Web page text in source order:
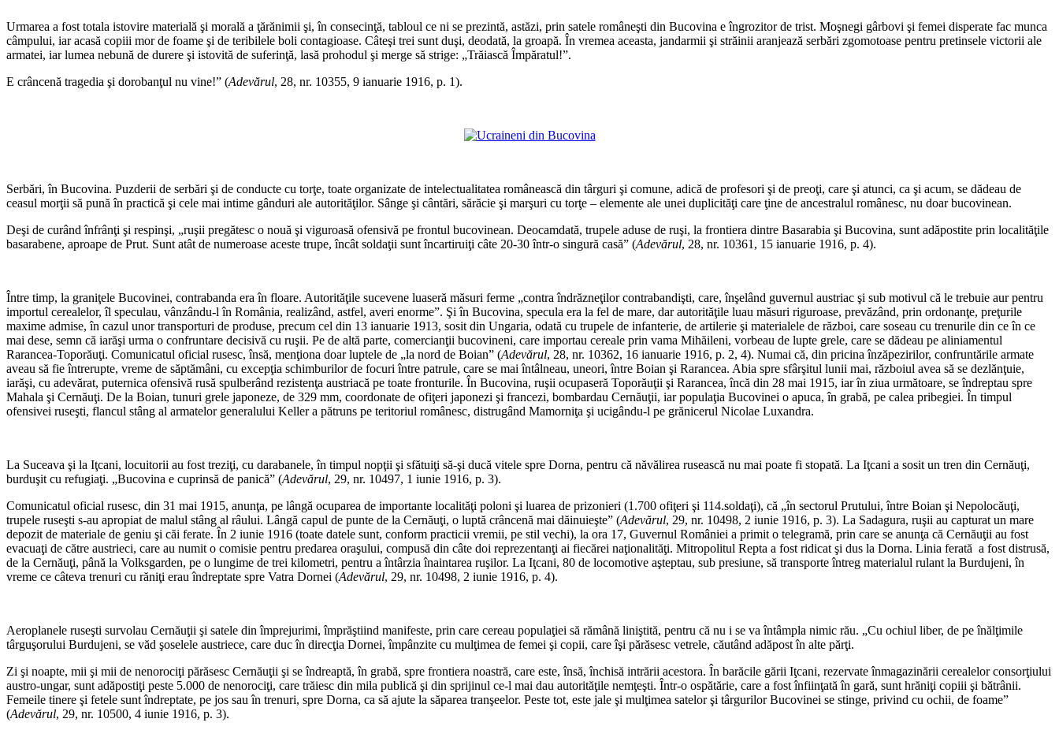
Urmarea a fost totala istovire materială şi morală a ţărănimii şi, în consecinţă, tabloul ce ni se prezintă, astăzi, prin satele româneşti din Bucovina e îngrozitor de trist. Moşnegi gârbovi şi femei disperate fac munca
câmpului, iar acasă copiii mor de foame şi de teribilele boli contagioase. Câteşi trei sunt duşi, deodată, la groapă. În vremea aceasta, jandarmii şi străinii aranjează serbări zgomotoase pentru pretinsele victorii ale
armatei, iar lumea nebună de durere şi istovită de suferinţă, lasă prohodul şi merge să strige: „Trăiască Împăratul!”.
E crâncenă tragedia şi dorobanţul nu vine!” (Adevărul, 28, nr. 10355, 9 ianuarie 1916, p. 1).
Serbări, în Bucovina. Puzderii de serbări şi de conducte cu torţe, toate organizate de intelectualitatea românească din târguri şi comune, adică de profesori şi de preoţi, care şi atunci, ca şi acum, se dădeau de
ceasul morţii să pună în practică şi cele mai intime gânduri ale autorităţilor. Sânge şi cântări, sărăcie şi marşuri cu torţe – elemente ale unei duplicităţi care ţine de ancestralul românesc, nu doar bucovinean.
Deşi de curând înfrânţi şi respinşi, „ruşii pregătesc o nouă şi viguroasă ofensivă pe frontul bucovinean. Deocamdată, trupele aduse de ruşi, la frontiera dintre Basarabia şi Bucovina, sunt adăpostite prin localităţile
basarabene, aproape de Prut. Sunt atât de numeroase aceste trupe, încât soldaţii sunt încartiruiţi câte 20-30 într-o singură casă” (Adevărul, 28, nr. 10361, 15 ianuarie 1916, p. 4).
Între timp, la graniţele Bucovinei, contrabanda era în floare. Autorităţile sucevene luaseră măsuri ferme „contra îndrăzneţilor contrabandişti, care, înşelând guvernul austriac şi sub motivul că le trebuie aur pentru
importul cerealelor, îl speculau, vânzându-l în România, realizând, astfel, averi enorme”. Şi în Bucovina, specula era la fel de mare, dar autorităţile luau măsuri riguroase, prevăzând, prin ordonanţe, preţurile
maxime admise, în cazul unor transporturi de produse, precum cel din 13 ianuarie 1913, sosit din Ungaria, odată cu trupele de infanterie, de artilerie şi materialele de război, care soseau cu trenurile din ce în ce
mai dese, semn că iarăşi urma o confruntare decisivă cu ruşii. Pe de altă parte, comercianţii bucovineni, care importau cereale prin vama Mihăileni, vorbeau de lupte grele, care se dădeau pe aliniamentul
Rarancea-Toporăuţi. Comunicatul oficial rusesc, însă, menţiona doar luptele de „la nord de Boian” (Adevărul, 28, nr. 10362, 16 ianuarie 1916, p. 2, 4). Numai că, din pricina înzăpezirilor, confruntările armate
aveau să fie întrerupte, vreme de săptămâni, cu excepţia schimburilor de focuri între patrule, care se mai întâlneau, uneori, între Boian şi Rarancea. Abia spre sfârşitul lunii mai, războiul avea să se dezlănţuie,
iarăşi, cu adevărat, puternica ofensivă rusă spulberând rezistenţa austriacă pe toate fronturile. În Bucovina, ruşii ocupaseră Toporăuţii şi Rarancea, încă din 28 mai 1915, iar în ziua următoare, se îndreptau spre
Mahala şi Cernăuţi. De la Boian, tunuri grele japoneze, de 329 mm, coordonate de ofiţeri japonezi şi francezi, bombardau Cernăuţii, iar populaţia Bucovinei o apuca, în grabă, pe calea pribegiei. În timpul
ofensivei ruseşti, flancul stâng al armatelor generalului Keller a pătruns pe teritoriul românesc, distrugând Mamorniţa şi ucigându-l pe grănicerul Nicolae Luxandra.
La Suceava şi la Iţcani, locuitorii au fost treziţi, cu darabanele, în timpul nopţii şi sfătuiţi să-şi ducă vitele spre Dorna, pentru că năvălirea rusească nu mai poate fi stopată. La Iţcani a sosit un tren din Cernăuţi,
burduşit cu refugiaţi. „Bucovina e cuprinsă de panică” (Adevărul, 29, nr. 10497, 1 iunie 1916, p. 3).
Comunicatul oficial rusesc, din 31 mai 1915, anunţa, pe lângă ocuparea de importante localităţi poloni şi luarea de prizonieri (1.700 ofiţeri şi 114.soldaţi), că „în sectorul Prutului, între Boian şi Nepolocăuţi,
trupele ruseşti s-au apropiat de malul stâng al râului. Lângă capul de punte de la Cernăuţi, o luptă crâncenă mai dăinuieşte” (Adevărul, 29, nr. 10498, 2 iunie 1916, p. 3). La Sadagura, ruşii au capturat un mare
depozit de materiale de geniu şi căi ferate. În 2 iunie 1916 (toate datele sunt, conform practicii vremii, pe stil vechi), la ora 17, Guvernul României a primit o telegramă, prin care se anunţa că Cernăuţii au fost
evacuaţi de către austrieci, care au numit o comisie pentru predarea oraşului, compusă din câte doi reprezentanţi ai fiecărei naţionalităţi. Mitropolitul Repta a fost ridicat şi dus la Dorna. Linia ferată a fost distrusă,
de la Cernăuţi, până la Volksgarden, pe o lungime de trei kilometri, pentru a întârzia înaintarea ruşilor. La Iţcani, 80 de locomotive aşteptau, sub presiune, să transporte întreg materialul rulant la Burdujeni, în
vreme ce câteva trenuri cu răniţi erau îndreptate spre Vatra Dornei (Adevărul, 29, nr. 10498, 2 iunie 1916, p. 4).
Aeroplanele ruseşti survolau Cernăuţii şi satele din împrejurimi, împrăştiind manifeste, prin care cereau populaţiei să rămână liniştită, pentru că nu i se va întâmpla nimic rău. „Cu ochiul liber, de pe înălţimile
târguşorului Burdujeni, se văd şoselele austriece, care duc în direcţia Dornei, împânzite cu mulţimea de femei şi copii, care îşi părăsesc vetrele, căutând adăpost în alte părţi.
Zi şi noapte, mii şi mii de nenorociţi părăsesc Cernăuţii şi se îndreaptă, în grabă, spre frontiera noastră, care este, însă, închisă intrării acestora. În barăcile gării Iţcani, rezervate înmagazinării cerealelor consorţiului
austro-ungar, sunt adăpostiţi peste 5.000 de nenorociţi, care trăiesc din mila publică şi din sprijinul ce-l mai dau autorităţile nemţeşti. Într-o ospătărie, care a fost înfiinţată în gară, sunt hrăniţi copiii şi bătrânii.
Femeile tinere şi fetele sunt îndreptate, pe jos sau în trenuri, spre Dorna, ca să ajute la săparea tranşeelor. Peste tot, este jale şi mulţimea satelor şi târgurilor Bucovinei se stinge, privind cu ochii, de foame”
(Adevărul, 29, nr. 10500, 4 iunie 1916, p. 3).